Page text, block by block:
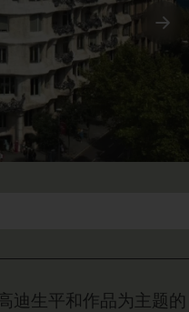
迪生平和作品为主题的